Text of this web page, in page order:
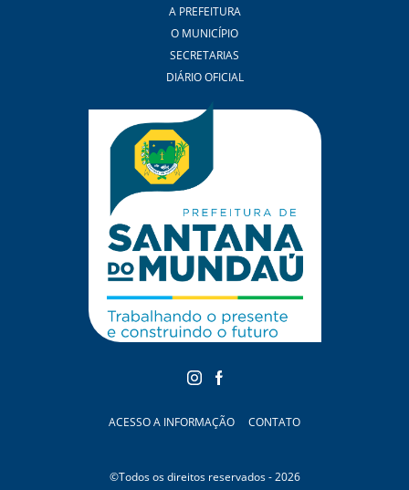
A PREFEITURA
O MUNICÍPIO
SECRETARIAS
DIÁRIO OFICIAL
ACESSO A INFORMAÇÃO CONTATO
©Todos os direitos reservados - 2026